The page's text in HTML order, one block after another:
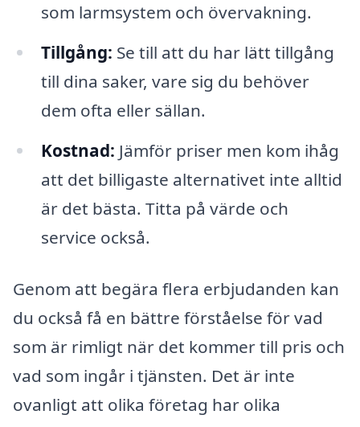
som larmsystem och övervakning.
Tillgång: Se till att du har lätt tillgång
till dina saker, vare sig du behöver
dem ofta eller sällan.
Kostnad: Jämför priser men kom ihåg
att det billigaste alternativet inte alltid
är det bästa. Titta på värde och
service också.
Genom att begära flera erbjudanden kan
du också få en bättre förståelse för vad
som är rimligt när det kommer till pris och
vad som ingår i tjänsten. Det är inte
ovanligt att olika företag har olika